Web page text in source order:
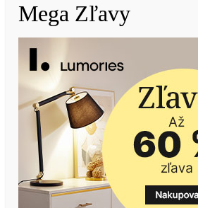
Mega Zľavy